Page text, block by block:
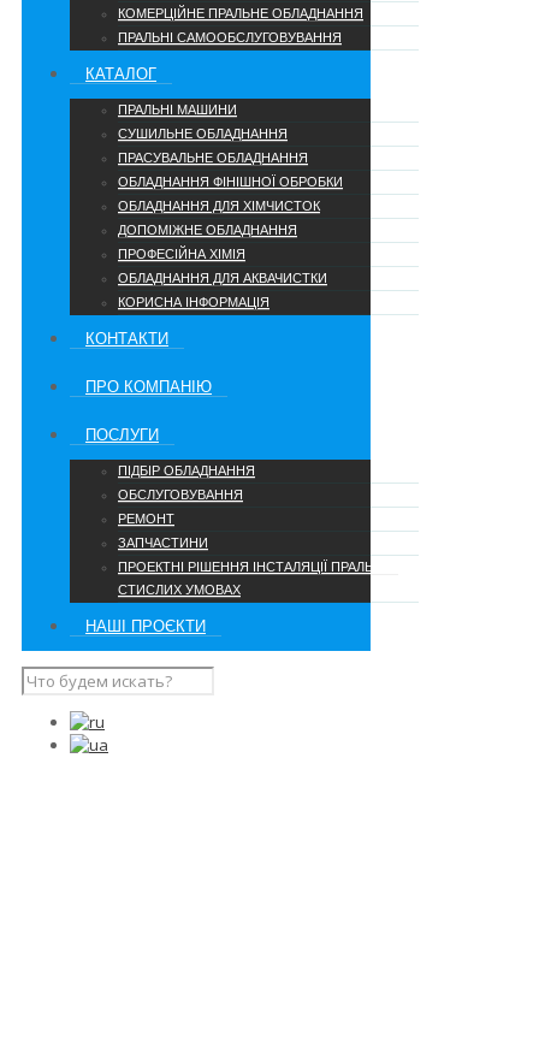
КОМЕРЦІЙНЕ ПРАЛЬНЕ ОБЛАДНАННЯ
ПРАЛЬНІ САМООБСЛУГОВУВАННЯ
КАТАЛОГ
ПРАЛЬНІ МАШИНИ
СУШИЛЬНЕ ОБЛАДНАННЯ
ПРАСУВАЛЬНЕ ОБЛАДНАННЯ
ОБЛАДНАННЯ ФІНІШНОЇ ОБРОБКИ
ОБЛАДНАННЯ ДЛЯ ХІМЧИСТОК
ДОПОМІЖНЕ ОБЛАДНАННЯ
ПРОФЕСІЙНА ХІМІЯ
ОБЛАДНАННЯ ДЛЯ АКВАЧИСТКИ
КОРИСНА ІНФОРМАЦІЯ
КОНТАКТИ
ПРО КОМПАНІЮ
ПОСЛУГИ
ПІДБІР ОБЛАДНАННЯ
ОБСЛУГОВУВАННЯ
РЕМОНТ
ЗАПЧАСТИНИ
ПРОЕКТНІ РІШЕННЯ ІНСТАЛЯЦІЇ ПРАЛЬНІ В
СТИСЛИХ УМОВАХ
НАШІ ПРОЄКТИ